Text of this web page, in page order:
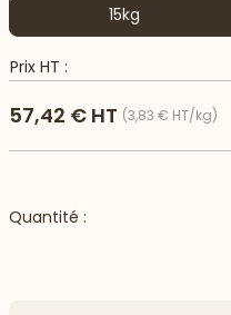
le bas 15kg
Prix HT :
57,42 € HT (3,83 € HT/kg)
Quantité :